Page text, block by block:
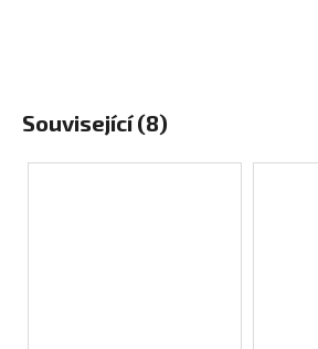
Související (8)